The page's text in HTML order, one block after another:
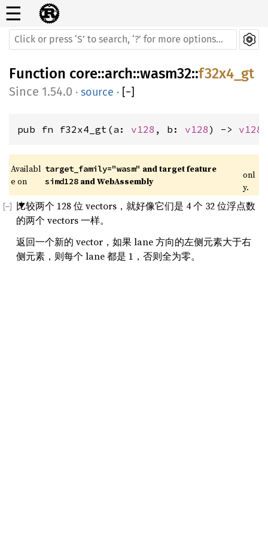
☰
Function core::arch::wasm32::f32x4_gt
1.54.0 · source · [−]
pub fn f32x4_gt(a: v128 , b: v128) -> v128
Availabl
e on
target_family="wasm" and target feature
simd128 and WebAssembly
onl
y.
比较两个 128 位 vectors，就好像它们是 4 个 32 位浮点数
的两个 vectors 一样。
返回一个新的 vector，如果 lane 方向的左侧元素大于右
侧元素，则每个 lane 都是 1，否则全为零。